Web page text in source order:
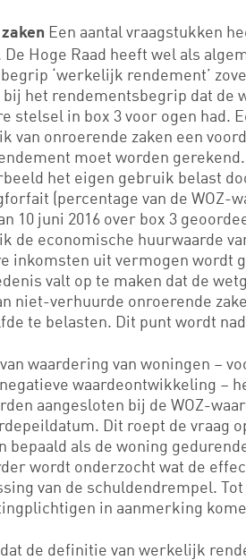
Een aantal vraagstukken
Hoge Raad heeft wel als
‘werkelijk rendement’
bij het rendementsbegrip dat de
stelsel in box 3 voor ogen had.
van onroerende zaken een
moet worden
het eigen gebruik belast
(percentage van de WOZ-
10 juni 2016 over box 3
de economische huurwaarde
inkomsten uit vermogen wordt
valt op te maken dat de
niet-verhuurde onroerende
te belasten. Dit punt wordt
waardering van woningen –
waardeontwikkeling –
aangesloten bij de WOZ-
Dit roept de vraag
bepaald als de woning
wordt onderzocht wat de
van de schuldendrempel.
in aanmerking
de definitie van werkelijk